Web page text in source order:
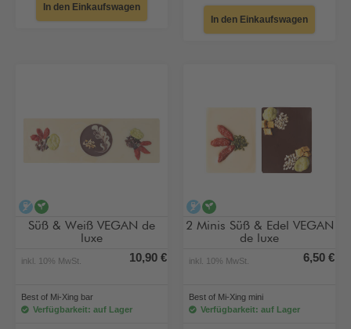
In den Einkaufswagen
In den Einkaufswagen
alkoholfrei
Süß & Weiß VEGAN de
luxe
inkl. 10% MwSt. 10,90 €
Best of Mi-Xing bar
Verfügbarkeit: auf Lager
alkoholfrei
2 Minis Süß & Edel VEGAN
de luxe
inkl. 10% MwSt. 6,50 €
Best of Mi-Xing mini
Verfügbarkeit: auf Lager